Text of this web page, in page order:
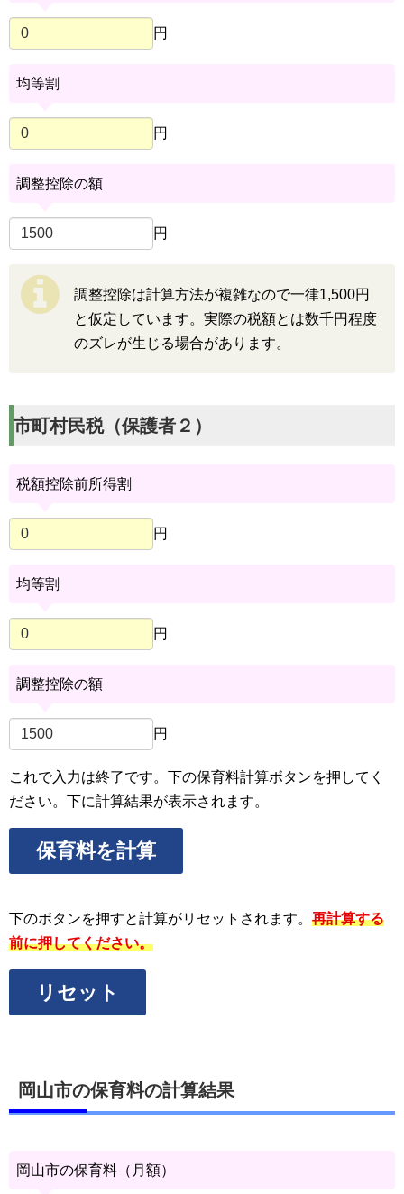
円
均等割
円
調整控除の額
円
調整控除は計算方法が複雑なので一律1,500円
と仮定しています。実際の税額とは数千円程度
のズレが生じる場合があります。
市町村民税（保護者２）
税額控除前所得割
円
均等割
円
調整控除の額
円
これで入力は終了です。下の保育料計算ボタンを押してく
ださい。下に計算結果が表示されます。
保育料を計算
下のボタンを押すと計算がリセットされます。 再計算する
前に押してください。
リセット
岡山市の保育料の計算結果
岡山市の保育料（月額）